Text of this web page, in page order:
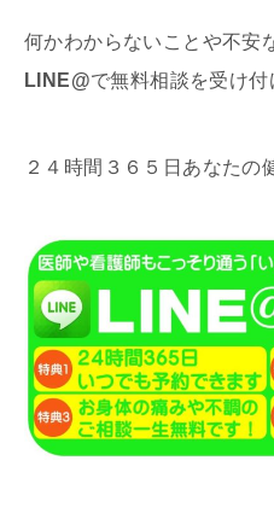
何かわからないことや不安
LINE@で無料相談を受け付
２４時間３６５日あなたの